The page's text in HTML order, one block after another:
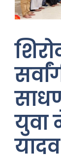
युवा
यादव